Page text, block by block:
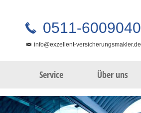
0511-6009040
info@exzellent-versicherungsmakler.de
Service Über uns